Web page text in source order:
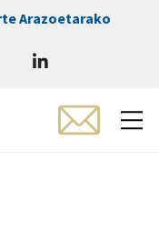
Arazoetarako